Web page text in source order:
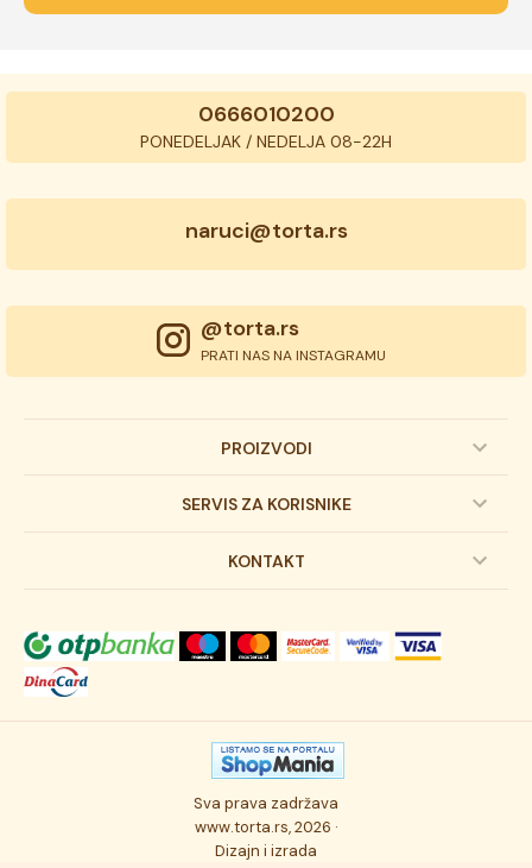
0666010200
PONEDELJAK / NEDELJA 08-22H
naruci@torta.rs
@torta.rs
PRATI NAS NA INSTAGRAMU
PROIZVODI
Dečije torte
Svadbene torte
Torta klasici
Osmisli tortu
Ukusi torti
SERVIS ZA KORISNIKE
Prijava na newsletter
Dostava robe
Autorska prava
Politika privatnosti
Najčešće postavljana pitanja
KONTAKT
Novosti
Posao
Kontakt
Sva prava zadržava
www.torta.rs, 2026 ·
Dizajn i izrada